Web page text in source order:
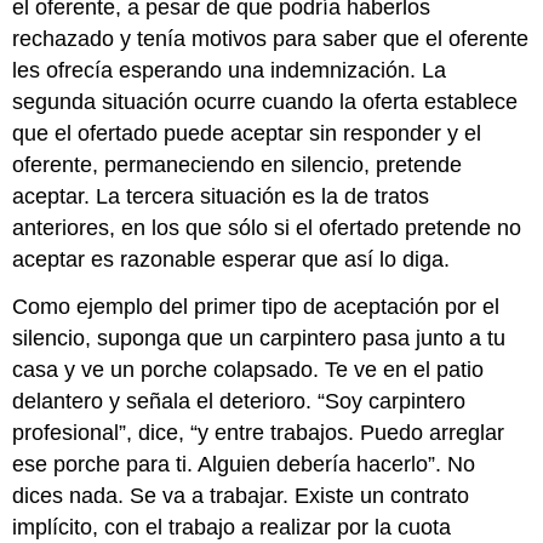
el oferente, a pesar de que podría haberlos
rechazado y tenía motivos para saber que el oferente
les ofrecía esperando una indemnización. La
segunda situación ocurre cuando la oferta establece
que el ofertado puede aceptar sin responder y el
oferente, permaneciendo en silencio, pretende
aceptar. La tercera situación es la de tratos
anteriores, en los que sólo si el ofertado pretende no
aceptar es razonable esperar que así lo diga.
Como ejemplo del primer tipo de aceptación por el
silencio, suponga que un carpintero pasa junto a tu
casa y ve un porche colapsado. Te ve en el patio
delantero y señala el deterioro. “Soy carpintero
profesional”, dice, “y entre trabajos. Puedo arreglar
ese porche para ti. Alguien debería hacerlo”. No
dices nada. Se va a trabajar. Existe un contrato
implícito, con el trabajo a realizar por la cuota